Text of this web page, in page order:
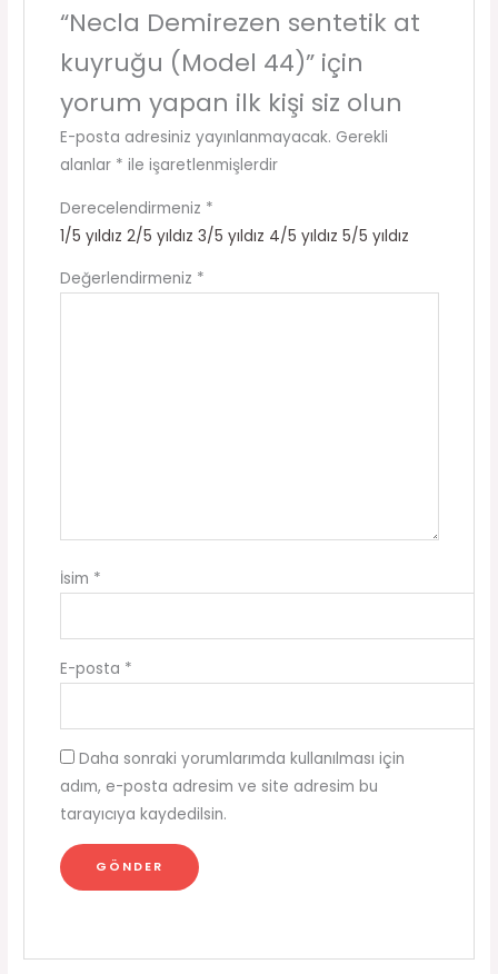
“Necla Demirezen sentetik at
kuyruğu (Model 44)” için
yorum yapan ilk kişi siz olun
E-posta adresiniz yayınlanmayacak. Gerekli
alanlar * ile işaretlenmişlerdir
Derecelendirmeniz *
1/5 yıldız 2/5 yıldız 3/5 yıldız 4/5 yıldız 5/5 yıldız
Değerlendirmeniz *
İsim *
E-posta *
Daha sonraki yorumlarımda kullanılması için
adım, e-posta adresim ve site adresim bu
tarayıcıya kaydedilsin.